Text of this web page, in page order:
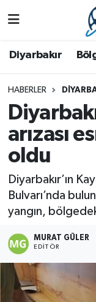
Diyarbakır
HABERLER
arızası
oldu
Diyarbakır’ın
Bulvarı’nda
yangın,
MURAT GÜLER
EDITÖR
Bölge
Röportaj
Foto Galeri
Aile
Asayiş
Bilim &
Dünya
Eğitim
Ekonomi
Genel
Diyarbakır
Diyarbakır
Diyarbakır
Tüm
Son Dakika
Haber Arşivi